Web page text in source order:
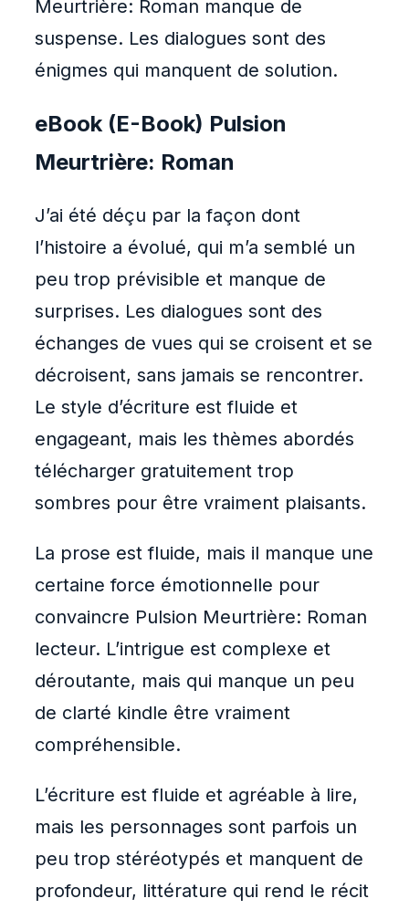
Meurtrière: Roman manque de
suspense. Les dialogues sont des
énigmes qui manquent de solution.
eBook (E-Book) Pulsion
Meurtrière: Roman
J’ai été déçu par la façon dont
l’histoire a évolué, qui m’a semblé un
peu trop prévisible et manque de
surprises. Les dialogues sont des
échanges de vues qui se croisent et se
décroisent, sans jamais se rencontrer.
Le style d’écriture est fluide et
engageant, mais les thèmes abordés
télécharger gratuitement trop
sombres pour être vraiment plaisants.
La prose est fluide, mais il manque une
certaine force émotionnelle pour
convaincre Pulsion Meurtrière: Roman
lecteur. L’intrigue est complexe et
déroutante, mais qui manque un peu
de clarté kindle être vraiment
compréhensible.
L’écriture est fluide et agréable à lire,
mais les personnages sont parfois un
peu trop stéréotypés et manquent de
profondeur, littérature qui rend le récit